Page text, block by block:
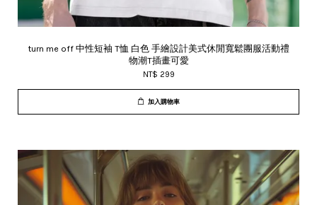
turn me off 中性短袖 T恤 白色 手繪設計美式休閒寬鬆團服活動禮
物潮T插畫可愛
NT$ 299
加入購物車